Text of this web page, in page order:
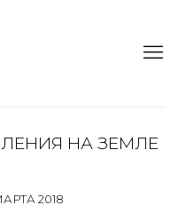
НА ЗЕМЛЕ
2018